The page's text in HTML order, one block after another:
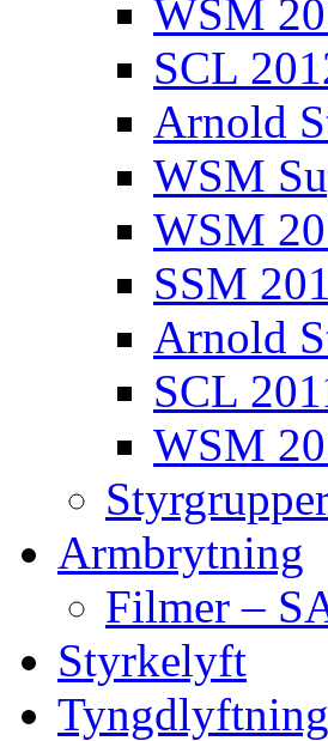
WSM
SCL
Arnold
WSM
WSM
SSM
Arnold
SCL
WSM
Armbrytning
Filmer –
Styrkelyft
Tyngdlyftning